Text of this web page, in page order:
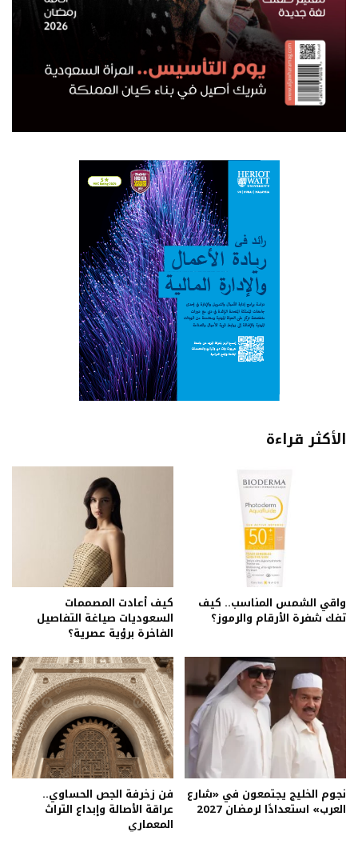
الأكثر قراءة
واقي الشمس المناسب.. كيف
تفك شفرة الأرقام والرموز؟
كيف أعادت المصممات
السعوديات صياغة التفاصيل
الفاخرة برؤية عصرية؟
نجوم الخليج يجتمعون في «شارع
العرب» استعدادًا لرمضان 2027
فن زخرفة الجص الحساوي..
عراقة الأصالة وإبداع التراث
المعماري